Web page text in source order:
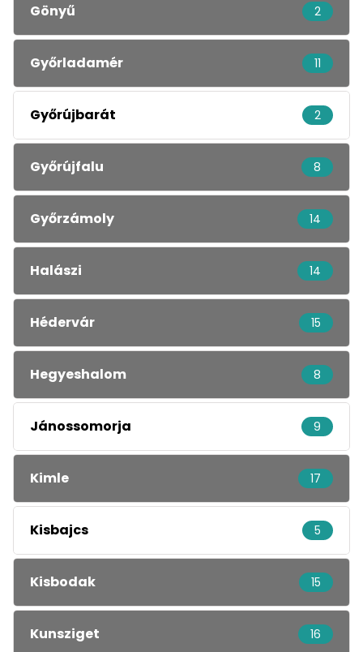
Gönyű 2
Győrladamér 11
Győrújbarát 2
Győrújfalu 8
Győrzámoly 14
Halászi 14
Hédervár 15
Hegyeshalom 8
Jánossomorja 9
Kimle 17
Kisbajcs 5
Kisbodak 15
Kunsziget 16